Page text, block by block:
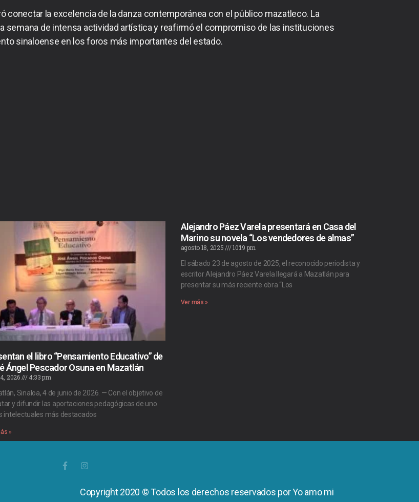
conectar la excelencia de la danza contemporánea con el público mazatleco. La
semana de intensa actividad artística y reafirmó el compromiso de las instituciones
sinaloense en los foros más importantes del estado.
el libro “Pensamiento Educativo” de
Ángel Pescador Osuna en Mazatlán
2026
4:33 pm
Sinaloa, 4 de junio de 2026. — Con el objetivo de
y difundir las aportaciones pedagógicas de uno
intelectuales más destacados
»
Alejandro Páez Varela presentará en Casa del
Marino su novela “Los vendedores de almas”
agosto 18, 2025
10:19 pm
El sábado 23 de agosto de 2025, el reconocido periodista y
escritor Alejandro Páez Varela llegará a Mazatlán para
presentar su más reciente obra “Los
Ver más »
Copyright 2020 © Todos los derechos reservados por Yo amo mi